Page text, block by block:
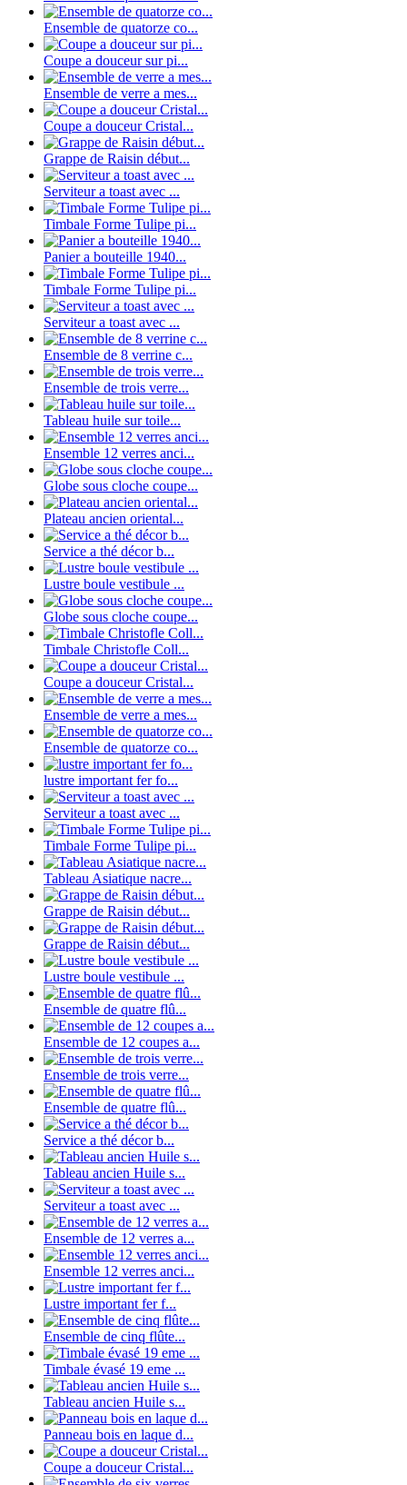
Ensemble de quatorze co...
Coupe a douceur sur pi...
Ensemble de verre a mes...
Coupe a douceur Cristal...
Grappe de Raisin début...
Serviteur a toast avec ...
Timbale Forme Tulipe pi...
Panier a bouteille 1940...
Timbale Forme Tulipe pi...
Serviteur a toast avec ...
Ensemble de 8 verrine c...
Ensemble de trois verre...
Tableau huile sur toile...
Ensemble 12 verres anci...
Globe sous cloche coupe...
Plateau ancien oriental...
Service a thé décor b...
Lustre boule vestibule ...
Globe sous cloche coupe...
Timbale Christofle Coll...
Coupe a douceur Cristal...
Ensemble de verre a mes...
Ensemble de quatorze co...
lustre important fer fo...
Serviteur a toast avec ...
Timbale Forme Tulipe pi...
Tableau Asiatique nacre...
Grappe de Raisin début...
Grappe de Raisin début...
Lustre boule vestibule ...
Ensemble de quatre flû...
Ensemble de 12 coupes a...
Ensemble de trois verre...
Ensemble de quatre flû...
Service a thé décor b...
Tableau ancien Huile s...
Serviteur a toast avec ...
Ensemble de 12 verres a...
Ensemble 12 verres anci...
Lustre important fer f...
Ensemble de cinq flûte...
Timbale évasé 19 eme ...
Tableau ancien Huile s...
Panneau bois en laque d...
Coupe a douceur Cristal...